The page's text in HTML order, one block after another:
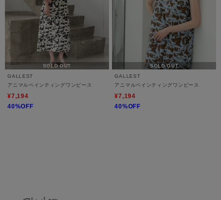
SOLD OUT
GALLEST
アニマルペインティングワンピース
¥7,194
40%OFF
SOLD OUT
GALLEST
アニマルペインティングワンピース
¥7,194
40%OFF